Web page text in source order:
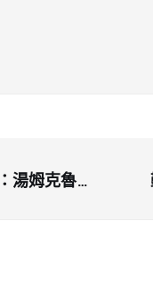
湯姆克魯斯